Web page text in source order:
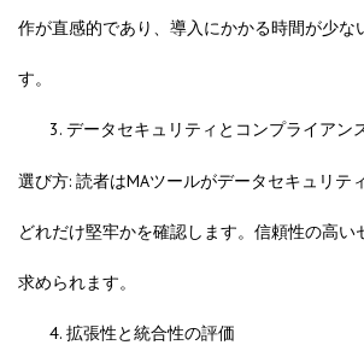
作が直感的であり、導入にかかる時間が少な
す。
データセキュリティとコンプライアン
選び方: 読者はMAツールがデータセキュリテ
どれだけ堅牢かを確認します。信頼性の高い
求められます。
拡張性と統合性の評価